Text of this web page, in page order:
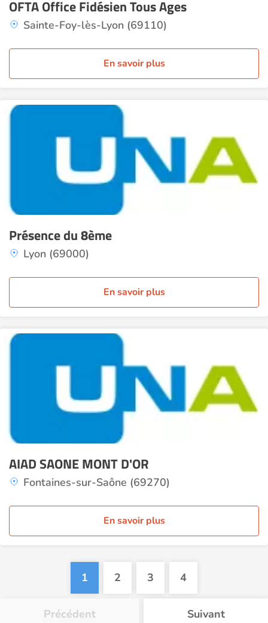
OFTA Office Fidésien Tous Ages
Sainte-Foy-lès-Lyon (69110)
En savoir plus
Présence du 8ème
Lyon (69000)
En savoir plus
AIAD SAONE MONT D'OR
Fontaines-sur-Saône (69270)
En savoir plus
1 2 3 4
Précédent Suivant